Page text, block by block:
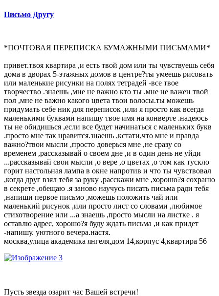
Письмо Другу
*ПОЧТОВАЯ ПЕРЕПИСКА БУМАЖНЫМИ ПИСЬМАМИ*
привет.твоя квартира ,и есть твой дом или ты чувствуешь себя
дома в дворах 5-этажных домов в центре?ты умеешь рисовать
или маленькие рисунки на полях тетрадей -все твое
творчество .знаешь ,мне не важно кто ты .мне не важен твой
пол ,мне не важно какого цвета твои волосы.ты можешь
придумать себе ник для переписок ,или я просто как всегда
маленькими буквами напишу твое имя на конверте .надеюсь
ты не обидишься ,если все будет начинаться с маленьких букв
.просто мне так нравится.знаешь ,кстати,что мне и правда
важно?твои мысли ,просто доверься мне ,не сразу со
временем ,рассказывай о своем дне ,и в один день не уйди
...рассказывай свои мысли ,о вере ,о цветах ,о том как тускло
горит настольная лампа в окне напротив и что ты чувствовал
,когда друг взял тебя за руку ,расскажи мне ,хорошо?я сохраню
в секрете ,обещаю .я заново научусь писать письма ради тебя
,напиши первое письмо ,можешь положить чай или
маленький рисунок ,или просто лист со словами ,любимое
стихотворение или ...а знаешь ,просто мысли на листке . я
оставлю адрес, хорошо?я буду ждать письма ,и как придет
-напишу. уютного вечера.настя.
москва,улица академика янгеля,дом 14,корпус 4,квартира 56
Пусть звезда озарит час Вашей встречи!